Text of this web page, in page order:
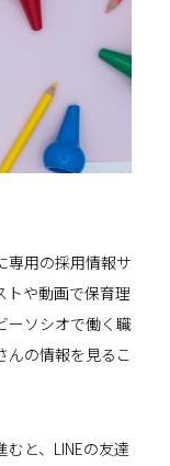
専用の採用情報サ
トや動画で保育理
ーソシオで働く職
んの情報を見るこ
と、LINEの友達